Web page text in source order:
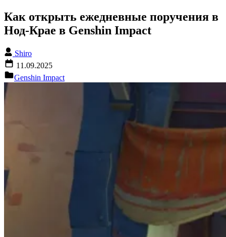
Как открыть ежедневные поручения в
Нод-Крае в Genshin Impact
Shiro
11.09.2025
Genshin Impact